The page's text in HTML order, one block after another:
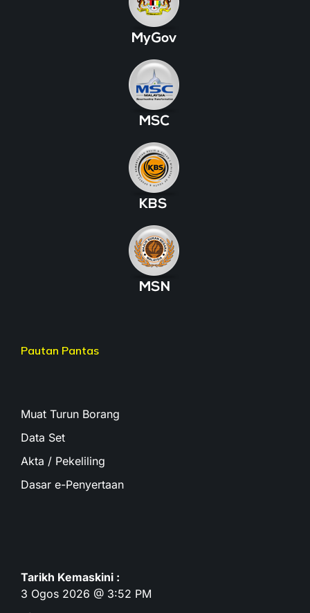
Pautan Pantas
Muat Turun Borang
Data Set
Akta / Pekeliling
Dasar e-Penyertaan
Tarikh Kemaskini :
3 Ogos 2026 @ 3:52 PM